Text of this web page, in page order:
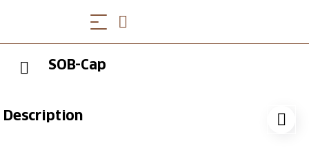
SOB-Cap
Description